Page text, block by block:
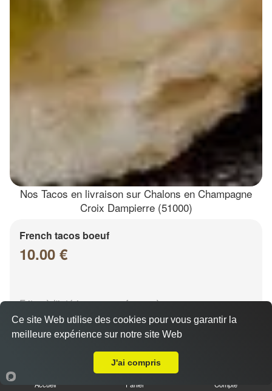
Nos Tacos en livraison sur Chalons en Champagne
Croix Dampierre (51000)
French tacos boeuf
10.00 €
Frites à l'intérieur, sauce fromagère
Accueil Panier Compte
Ce site Web utilise des cookies pour vous garantir la
meilleure expérience sur notre site Web
J'ai compris